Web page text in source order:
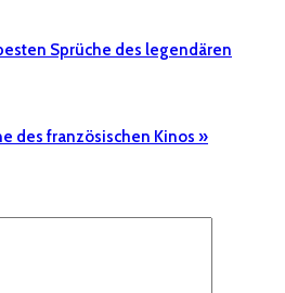
Sprüche des legendären
des französischen Kinos »